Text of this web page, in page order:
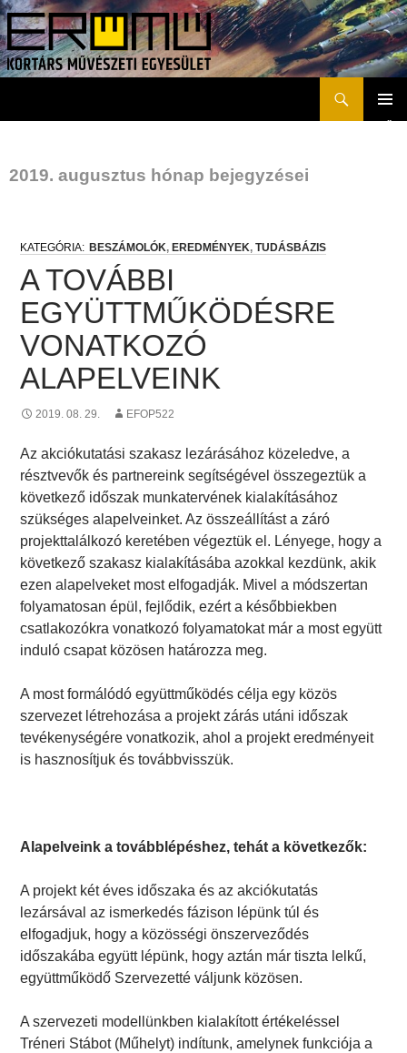
2019. augusztus hónap bejegyzései
BESZÁMOLÓK, EREDMÉNYEK,TUDÁSBÁZIS
A TOVÁBBI
EGYÜTTMŰKÖDÉSRE
VONATKOZÓ
ALAPELVEINK
2019. 08. 29. EFOP522
Az akciókutatási szakasz lezárásához közeledve, a
résztvevők és partnereink segítségével összegeztük a
következő időszak munkatervének kialakításához
szükséges alapelveinket. Az összeállítást a záró
projekttalálkozó keretében végeztük el. Lényege, hogy a
következő szakasz kialakításába azokkal kezdünk, akik
ezen alapelveket most elfogadják. Mivel a módszertan
folyamatosan épül, fejlődik, ezért a későbbiekben
csatlakozókra vonatkozó folyamatokat már a most együtt
induló csapat közösen határozza meg.
A most formálódó együttműködés célja egy közös
szervezet létrehozása a projekt zárás utáni időszak
tevékenységére vonatkozik, ahol a projekt eredményeit
is hasznosítjuk és továbbvisszük.
Alapelveink a továbblépéshez, tehát a következők:
A projekt két éves időszaka és az akciókutatás
lezársával az ismerkedés fázison lépünk túl és
elfogadjuk, hogy a közösségi önszerveződés
időszakába együtt lépünk, hogy aztán már tiszta lelkű,
együttműködő Szervezetté váljunk közösen.
A szervezeti modellünkben kialakított értékeléssel
Tréneri Stábot (Műhelyt) indítunk, amelynek funkciója a